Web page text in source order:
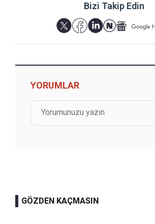
Bizi Takip Edin
YORUMLAR
GÖZDEN KAÇMASIN